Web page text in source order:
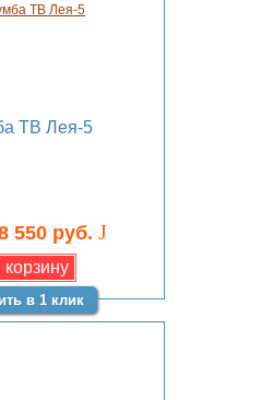
ТВ Лея-5
550 руб. J
в 1 клик